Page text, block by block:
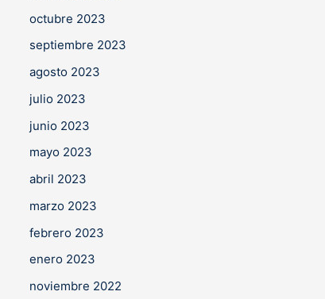
octubre 2023
septiembre 2023
agosto 2023
julio 2023
junio 2023
mayo 2023
abril 2023
marzo 2023
febrero 2023
enero 2023
noviembre 2022